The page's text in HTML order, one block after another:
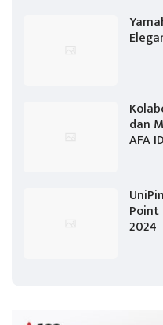
dan
AFA
Point
2024